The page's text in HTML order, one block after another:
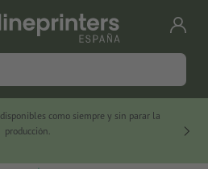
disponibles como siempre y sin parar la
producción.